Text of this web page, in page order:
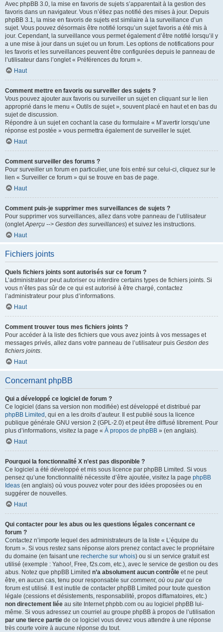
Avec phpBB 3.0, la mise en favoris de sujets s’apparentait à la gestion des
favoris dans un navigateur. Vous n’étiez pas notifié des mises à jour. Depuis
phpBB 3.1, la mise en favoris de sujets est similaire à la surveillance d’un
sujet. Vous pouvez désormais être notifié lorsqu’un sujet favoris a été mis à
jour. Cependant, la surveillance vous permet également d’être notifié lorsqu’il y
a une mise à jour dans un sujet ou un forum. Les options de notifications pour
les favoris et les surveillances peuvent être configurées depuis le panneau de
l’utilisateur dans l’onglet « Préférences du forum ».
Haut
Comment mettre en favoris ou surveiller des sujets ?
Vous pouvez ajouter aux favoris ou surveiller un sujet en cliquant sur le lien
approprié dans le menu « Outils de sujet », souvent placé en haut et en bas du
sujet de discussion.
Répondre à un sujet en cochant la case du formulaire « M’avertir lorsqu’une
réponse est postée » vous permettra également de surveiller le sujet.
Haut
Comment surveiller des forums ?
Pour surveiller un forum en particulier, une fois entré sur celui-ci, cliquez sur le
lien « Surveiller ce forum » qui se trouve en bas de page.
Haut
Comment puis-je supprimer mes surveillances de sujets ?
Pour supprimer vos surveillances, allez dans votre panneau de l’utilisateur
(ongletAperçu --> Gestion des surveillances) et suivez les instructions.
Haut
Fichiers joints
Quels fichiers joints sont autorisés sur ce forum ?
L’administrateur peut autoriser ou interdire certains types de fichiers joints. Si
vous n’êtes pas sûr de ce qui est autorisé à être chargé, contactez
l’administrateur pour plus d’informations.
Haut
Comment trouver tous mes fichiers joints ?
Pour accéder à la liste des fichiers que vous avez joints à vos messages et
messages privés, allez dans votre panneau de l’utilisateur puis Gestion des
fichiers joints.
Haut
Concernant phpBB
Qui a développé ce logiciel de forum ?
Ce logiciel (dans sa version non modifiée) est développé et distribué par
phpBB Limited , qui en a les droits d’auteur. Il est publié sous la licence
publique générale GNU version 2 (GPL-2.0) et peut être diffusé librement. Pour
plus d’informations, visitez la page « À propos de phpBB » (en anglais).
Haut
Pourquoi la fonctionnalité X n’est pas disponible ?
Ce logiciel a été développé et mis sous licence par phpBB Limited. Si vous
pensez qu’une fonctionnalité nécessite d’être ajoutée, visitez la page phpBB
Ideas (en anglais) où vous pouvez voter pour des idées proposées ou en
suggérer de nouvelles.
Haut
Qui contacter pour les abus ou les questions légales concernant ce
forum ?
Contactez n’importe lequel des administrateurs de la liste « L’équipe du
forum ». Si vous restez sans réponse alors prenez contact avec le propriétaire
du domaine (en faisant une recherche sur whois) ou si un service gratuit est
utilisé (exemple : Yahoo!, Free, f2s.com, etc.), avec le service de gestion ou des
abus. Notez que phpBB Limited n’a absolument aucun contrôle et ne peut
être, en aucun cas, tenu pour responsable sur comment, où ou par qui ce
forum est utilisé. Il est inutile de contacter phpBB Limited pour toute question
légale (cessions et désistements, responsabilité, propos diffamatoires, etc.)
non directement liée au site Internet phpbb.com ou au logiciel phpBB lui-
même. Si vous adressez un courriel au groupe phpBB à propos de l’utilisation
par une tierce partie de ce logiciel vous devez vous attendre à une réponse
très courte voire à aucune réponse du tout.